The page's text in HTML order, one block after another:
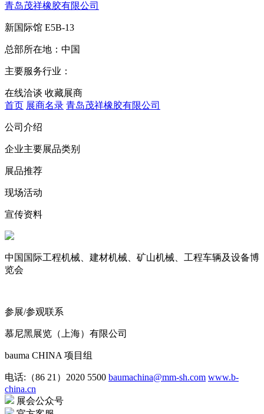
青岛茂祥橡胶有限公司
新国际馆 E5B-13
总部所在地： 中国
主要服务行业：
在线洽谈 收藏展商
首页 展商名录 青岛茂祥橡胶有限公司
公司介绍
企业主要展品类别
展品推荐
现场活动
宣传资料
中国国际工程机械、建材机械、矿山机械、工程车辆及设备博
览会
参展/参观联系
慕尼黑展览（上海）有限公司
bauma CHINA 项目组
电话:（86 21）2020 5500 baumachina@mm-sh.com www.b-
china.cn
展会公众号